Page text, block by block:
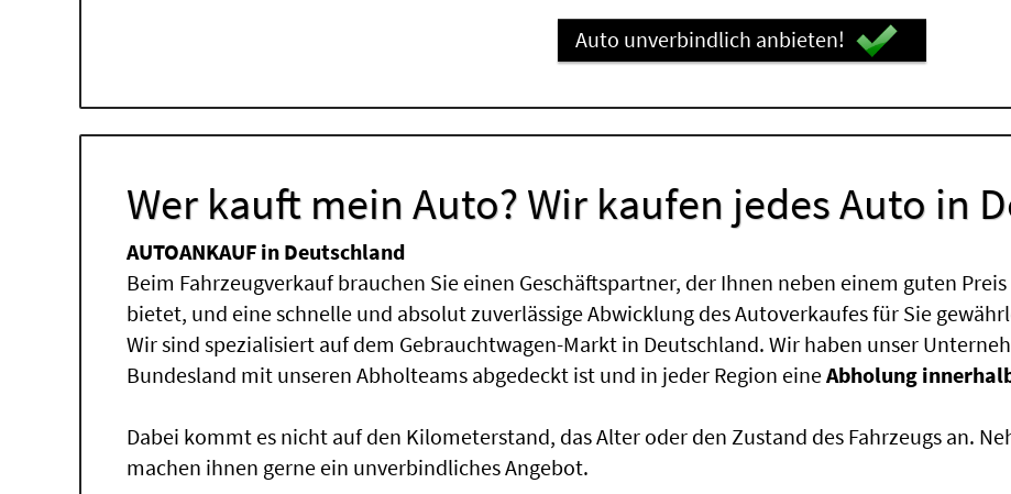
Auto unverbindlich anbieten!
Wer kauft mein Auto? Wir kaufen jedes Auto in
AUTOANKAUF in Deutschland
Beim Fahrzeugverkauf brauchen Sie einen Geschäftspartner, der Ihnen neben einem guten
bietet, und eine schnelle und absolut zuverlässige Abwicklung des Autoverkaufes für Sie
Wir sind spezialisiert auf dem Gebrauchtwagen-Markt in Deutschland. Wir haben unser
Bundesland mit unseren Abholteams abgedeckt ist und in jeder Region eineAbholung
Dabei kommt es nicht auf den Kilometerstand, das Alter oder den Zustand des Fahrzeugs an.
machen ihnen gerne ein unverbindliches Angebot.